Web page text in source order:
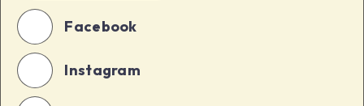
Нови
состоится
[…]
июля
в
21:30
в
церкви
Facebook
Instagram